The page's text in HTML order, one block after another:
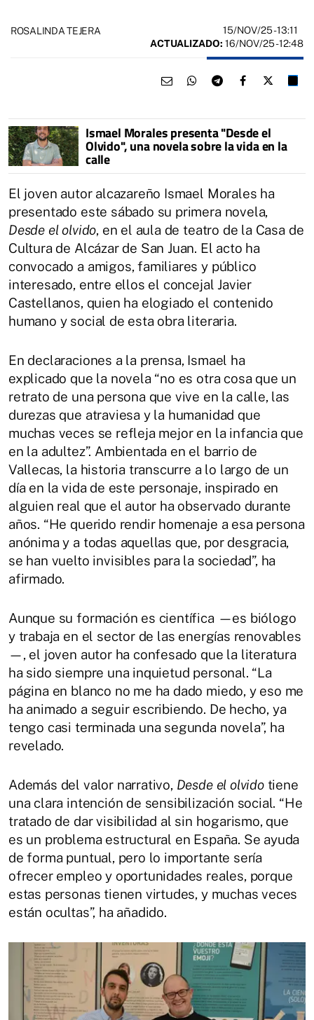
ROSALINDA TEJERA 15/NOV/25- 13:11
ACTUALIZADO: 16/NOV/25 - 12:48
Ismael Morales presenta "Desde el
Olvido", una novela sobre la vida en la
calle
El joven autor alcazareño Ismael Morales ha
presentado este sábado su primera novela,
Desde el olvido, en el aula de teatro de la Casa de
Cultura de Alcázar de San Juan. El acto ha
convocado a amigos, familiares y público
interesado, entre ellos el concejal Javier
Castellanos, quien ha elogiado el contenido
humano y social de esta obra literaria.
En declaraciones a la prensa, Ismael ha
explicado que la novela “no es otra cosa que un
retrato de una persona que vive en la calle, las
durezas que atraviesa y la humanidad que
muchas veces se refleja mejor en la infancia que
en la adultez”. Ambientada en el barrio de
Vallecas, la historia transcurre a lo largo de un
día en la vida de este personaje, inspirado en
alguien real que el autor ha observado durante
años. “He querido rendir homenaje a esa persona
anónima y a todas aquellas que, por desgracia,
se han vuelto invisibles para la sociedad”, ha
afirmado.
Aunque su formación es científica —es biólogo
y trabaja en el sector de las energías renovables
—, el joven autor ha confesado que la literatura
ha sido siempre una inquietud personal. “La
página en blanco no me ha dado miedo, y eso me
ha animado a seguir escribiendo. De hecho, ya
tengo casi terminada una segunda novela”, ha
revelado.
Además del valor narrativo, Desde el olvidotiene
una clara intención de sensibilización social. “He
tratado de dar visibilidad al sin hogarismo, que
es un problema estructural en España. Se ayuda
de forma puntual, pero lo importante sería
ofrecer empleo y oportunidades reales, porque
estas personas tienen virtudes, y muchas veces
están ocultas”, ha añadido.